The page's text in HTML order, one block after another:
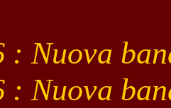
: Nuova
: Nuova